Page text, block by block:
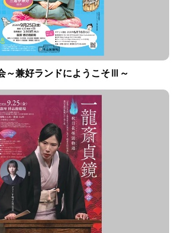
～兼好ランドにようこそⅢ～